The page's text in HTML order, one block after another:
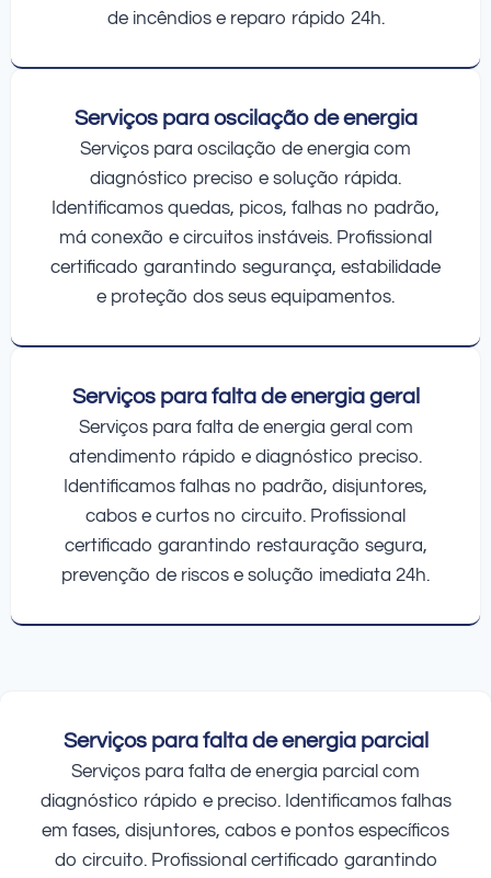
de incêndios e reparo rápido 24h.
Serviços para oscilação de energia
Serviços para oscilação de energia com
diagnóstico preciso e solução rápida.
Identificamos quedas, picos, falhas no padrão,
má conexão e circuitos instáveis. Profissional
certificado garantindo segurança, estabilidade
e proteção dos seus equipamentos.
Serviços para falta de energia geral
Serviços para falta de energia geral com
atendimento rápido e diagnóstico preciso.
Identificamos falhas no padrão, disjuntores,
cabos e curtos no circuito. Profissional
certificado garantindo restauração segura,
prevenção de riscos e solução imediata 24h.
Serviços para falta de energia parcial
Serviços para falta de energia parcial com
diagnóstico rápido e preciso. Identificamos falhas
em fases, disjuntores, cabos e pontos específicos
do circuito. Profissional certificado garantindo